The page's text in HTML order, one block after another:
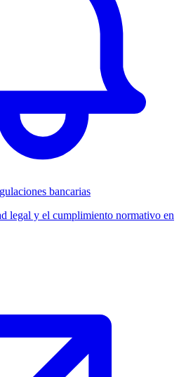
bancarias
legal y el cumplimiento normativo en